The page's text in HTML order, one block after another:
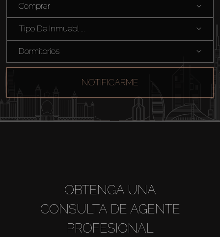
Comprar
Tipo De Inmuebl ...
Dormitorios
NOTIFICARME
OBTENGA UNA
CONSULTA DE AGENTE
PROFESIONAL